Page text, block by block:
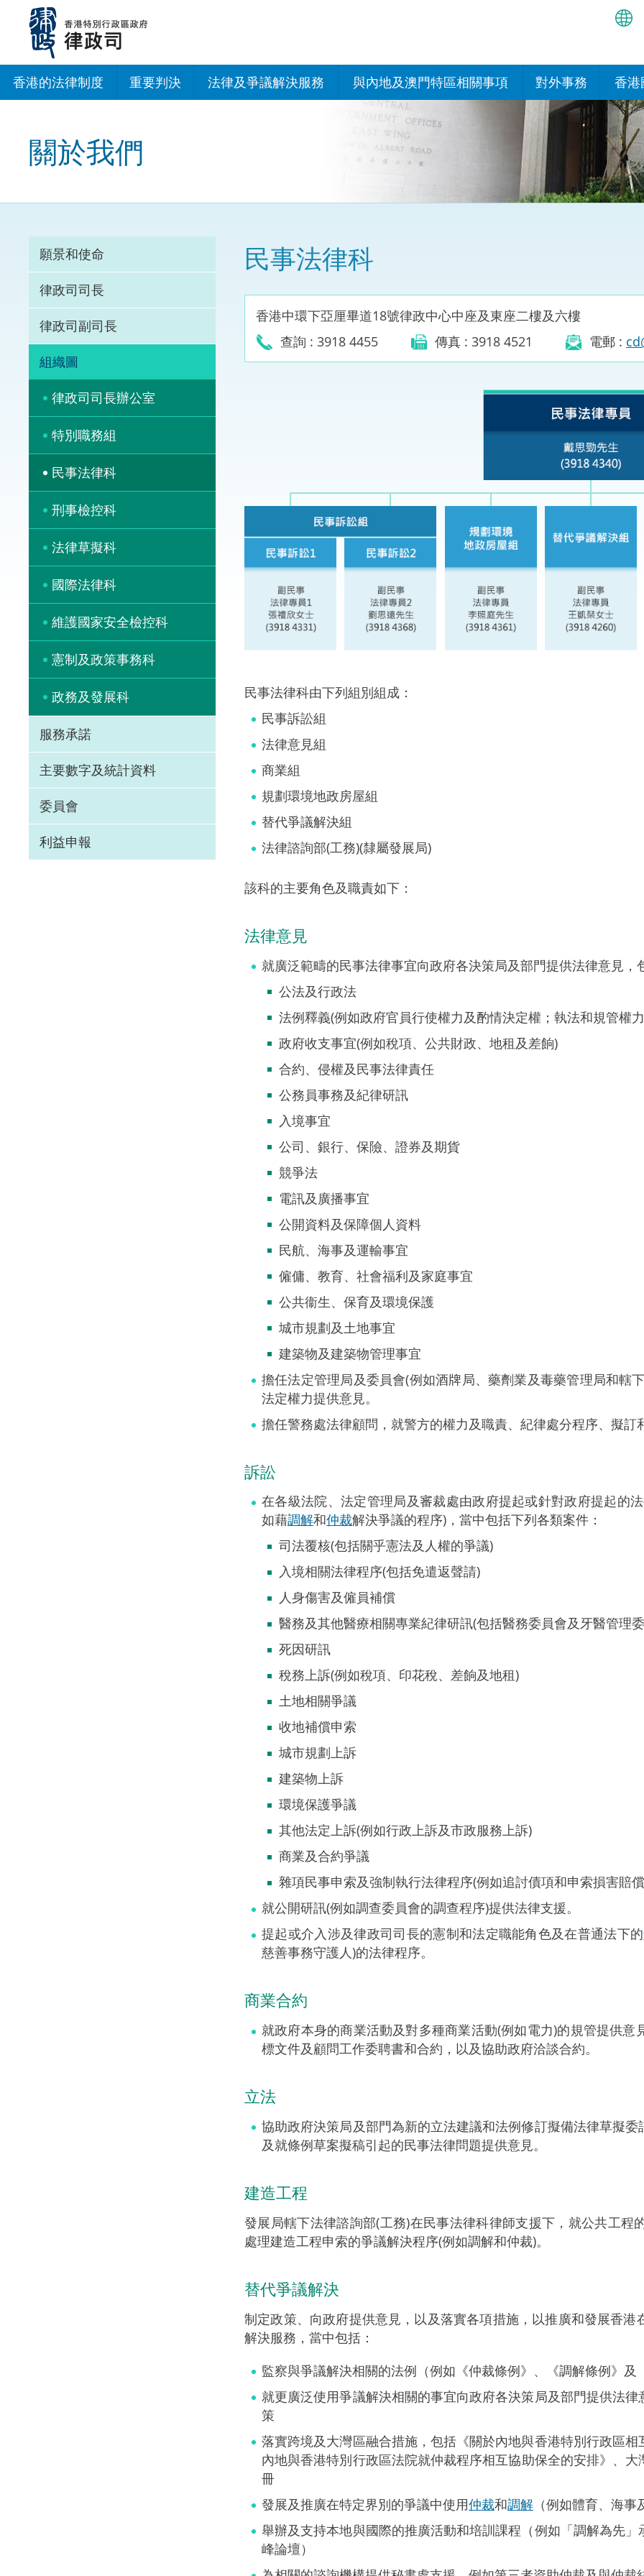
內
简
EN
香港的法律制度 重要判決 法律及爭議解決服務
訴訟
網上爭議解決及法律科技
體育爭議解決先導計劃
能力建設
法律樞紐
促成交易和爭議解決服務中心
與內地及澳門特區相關事項
與內地的安排
香港與內地相互認可和執行民
商事案件判決的安排
關於建立更緊密經貿關係的安
與內地有關的項目及合作安排
與澳門特區的安排
“一帶一路”建設
對外事務
國際政府機構在
處或運作
多邊協定
其他協定
香港
我
我們
我們
關於我們
願景和使命
律政司司長
律政司副司長
組織圖
律政司司長辦公室
特別職務組
民事法律科
刑事檢控科
法律草擬科
國際法律科
維護國家安全檢控科
憲制及政策事務科
政務及發展科
服務承諾
主要數字及統計資料
委員會
利益申報
民事法律科
香港中環下亞厘畢道18號律政中心中座及東座二樓及六樓
查詢 : 3918 4455
傳真 : 3918 4521 電郵 :
民事法律科由下列組別組成：
民事訴訟組
法律意見組
商業組
規劃環境地政房屋組
替代爭議解決組
法律諮詢部(工務)(隸屬發展局)
該科的主要角色及職責如下：
法律意見
就廣泛範疇的民事法律事宜向政府各決策局及部門提供法律意見，
公法及行政法
法例釋義(例如政府官員行使權力及酌情決定權；執法和規管權
政府收支事宜(例如稅項、公共財政、地租及差餉)
合約、侵權及民事法律責任
公務員事務及紀律研訊
入境事宜
公司、銀行、保險、證券及期貨
競爭法
電訊及廣播事宜
公開資料及保障個人資料
民航、海事及運輸事宜
僱傭、教育、社會福利及家庭事宜
公共衞生、保育及環境保護
城市規劃及土地事宜
建築物及建築物管理事宜
擔任法定管理局及委員會(例如酒牌局、藥劑業及毒藥管理局和轄
法定權力提供意見。
擔任警務處法律顧問，就警方的權力及職責、紀律處分程序、擬
訴訟
在各級法院、法定管理局及審裁處由政府提起或針對政府提起的
如藉調解和仲裁解決爭議的程序)，當中包括下列各類案件：
司法覆核(包括關乎憲法及人權的爭議)
入境相關法律程序(包括免遣返聲請)
人身傷害及僱員補償
醫務及其他醫療相關專業紀律研訊(包括醫務委員會及牙醫管理
死因研訊
稅務上訴(例如稅項、印花稅、差餉及地租)
土地相關爭議
收地補償申索
城市規劃上訴
建築物上訴
環境保護爭議
其他法定上訴(例如行政上訴及市政服務上訴)
商業及合約爭議
雜項民事申索及強制執行法律程序(例如追討債項和申索損害賠
就公開研訊(例如調查委員會的調查程序)提供法律支援。
提起或介入涉及律政司司長的憲制和法定職能角色及在普通法下的
慈善事務守護人)的法律程序。
商業合約
就政府本身的商業活動及對多種商業活動(例如電力)的規管提供
標文件及顧問工作委聘書和合約，以及協助政府洽談合約。
立法
協助政府決策局及部門為新的立法建議和法例修訂擬備法律草擬
及就條例草案擬稿引起的民事法律問題提供意見。
建造工程
發展局轄下法律諮詢部(工務)在民事法律科律師支援下，就公共工
處理建造工程申索的爭議解決程序(例如調解和仲裁)。
替代爭議解決
制定政策、向政府提供意見，以及落實各項措施，以推廣和發展香
解決服務，當中包括：
監察與爭議解決相關的法例（例如《仲裁條例》、《調解條例》
就更廣泛使用爭議解決相關的事宜向政府各決策局及部門提供法
策
落實跨境及大灣區融合措施，包括《關於內地與香港特別行政區
內地與香港特別行政區法院就仲裁程序相互協助保全的安排》、
冊
發展及推廣在特定界別的爭議中使用仲裁和調解 （例如體育、海
舉辦及支持本地與國際的推廣活動和培訓課程（例如「調解為先
峰論壇）